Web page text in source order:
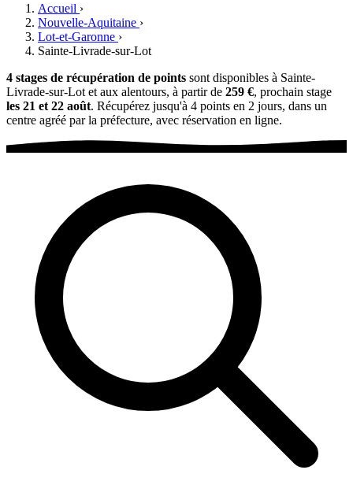
Accueil ›
Nouvelle-Aquitaine ›
Lot-et-Garonne ›
Sainte-Livrade-sur-Lot
4 stages de récupération de points sont disponibles à Sainte-
Livrade-sur-Lot et aux alentours, à partir de 259 €, prochain stage
les 21 et 22 août. Récupérez jusqu'à 4 points en 2 jours, dans un
centre agréé par la préfecture, avec réservation en ligne.